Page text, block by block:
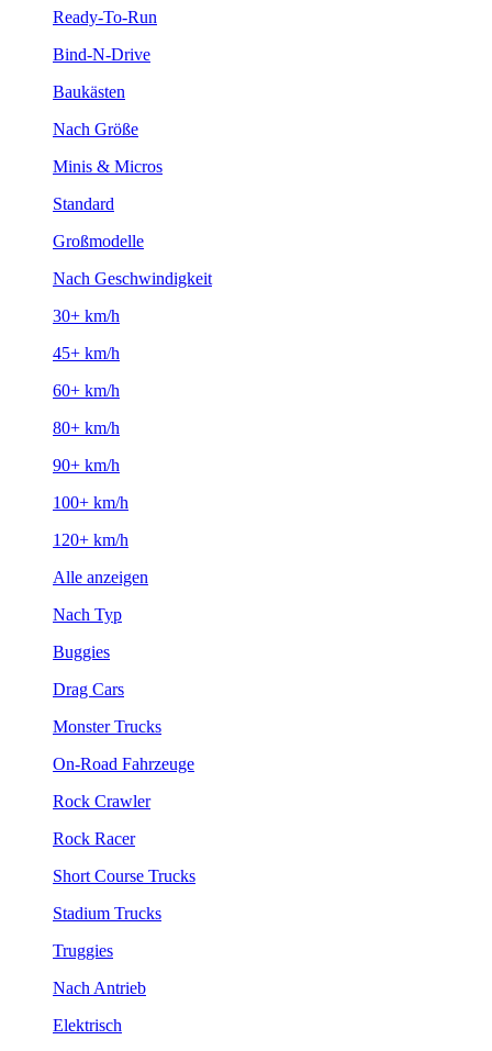
Ready-To-Run
Bind-N-Drive
Baukästen
Nach Größe
Minis & Micros
Standard
Großmodelle
Nach Geschwindigkeit
30+ km/h
45+ km/h
60+ km/h
80+ km/h
90+ km/h
100+ km/h
120+ km/h
Alle anzeigen
Nach Typ
Buggies
Drag Cars
Monster Trucks
On-Road Fahrzeuge
Rock Crawler
Rock Racer
Short Course Trucks
Stadium Trucks
Truggies
Nach Antrieb
Elektrisch